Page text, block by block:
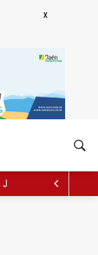
al filósofo Omar